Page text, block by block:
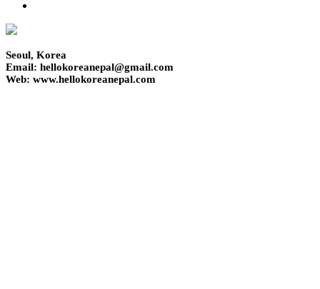
Seoul, Korea
Email: hellokoreanepal@gmail.com
Web: www.hellokoreanepal.com